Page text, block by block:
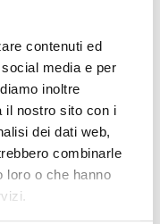
contenuti ed
media e per
inoltre
il nostro sito con i
dei dati web,
combinarle
loro o che hanno
algeria)